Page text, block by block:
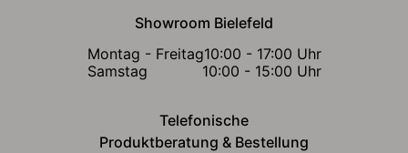
Showroom Bielefeld
Montag - Freitag10:00 - 17:00 Uhr
Samstag
10:00 - 15:00 Uhr
Telefonische
Produktberatung & Bestellung